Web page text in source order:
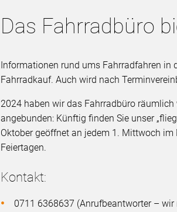
Das Fahrradbüro
Informationen rund ums Fahrradfahren in
Fahrradkauf. Auch wird nach
2024 haben wir das Fahrradbüro
angebunden: Künftig finden Sie unser
Oktober geöffnet an jedem 1. Mittwoch
Feiertagen.
Kontakt:
0711 6368637 (Anrufbeantworter – wir